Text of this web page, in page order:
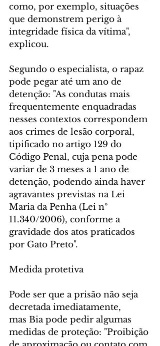
como, por exemplo, situações
que demonstrem perigo à
integridade física da vítima",
explicou.
Segundo o especialista, o rapaz
pode pegar até um ano de
detenção: "As condutas mais
frequentemente enquadradas
nesses contextos correspondem
aos crimes de lesão corporal,
tipificado no artigo 129 do
Código Penal, cuja pena pode
variar de 3 meses a 1 ano de
detenção, podendo ainda haver
agravantes previstas na Lei
Maria da Penha (Lei nº
11.340/2006), conforme a
gravidade dos atos praticados
por Gato Preto".
Medida protetiva
Pode ser que a prisão não seja
decretada imediatamente,
mas Bia pode pedir algumas
medidas de proteção: "Proibição